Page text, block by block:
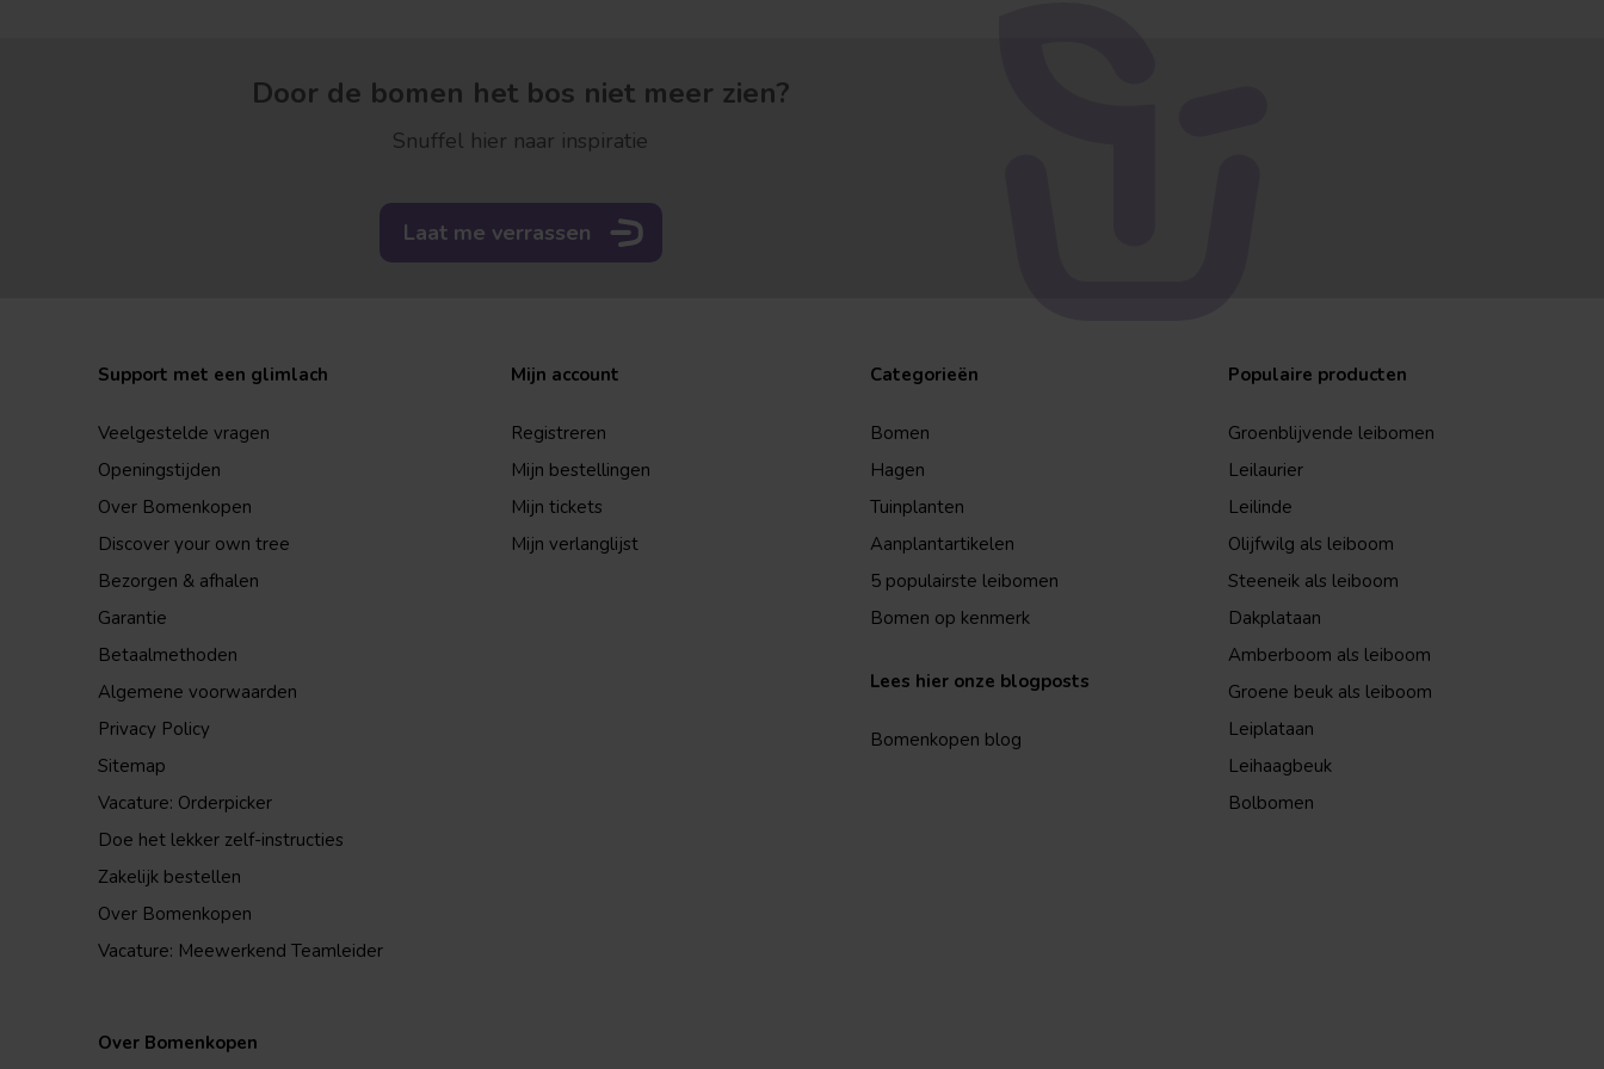
Door de bomen het bos niet meer zien?
Snuffel hier naar inspiratie
Laat me verrassen
Support met een glimlach
Veelgestelde vragen
Openingstijden
Over Bomenkopen
Discover your own tree
Bezorgen & afhalen
Garantie
Betaalmethoden
Algemene voorwaarden
Privacy Policy
Sitemap
Vacature: Orderpicker
Doe het lekker zelf-instructies
Zakelijk bestellen
Over Bomenkopen
Vacature: Meewerkend Teamleider
Mijn account
Registreren
Mijn bestellingen
Mijn tickets
Mijn verlanglijst
Categorieën
Bomen
Hagen
Tuinplanten
Aanplantartikelen
5 populairste leibomen
Bomen op kenmerk
Lees hier onze blogposts
Bomenkopen blog
Populaire producten
Groenblijvende leibomen
Leilaurier
Leilinde
Olijfwilg als leiboom
Steeneik als leiboom
Dakplataan
Amberboom als leiboom
Groene beuk als leiboom
Leiplataan
Leihaagbeuk
Bolbomen
Over Bomenkopen